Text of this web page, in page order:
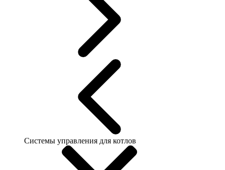
Системы управления для котлов